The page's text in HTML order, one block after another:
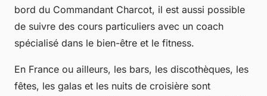
bord du Commandant Charcot, il est aussi possible
de suivre des cours particuliers avec un coach
spécialisé dans le bien-être et le fitness.
En France ou ailleurs, les bars, les discothèques, les
fêtes, les galas et les nuits de croisière sont